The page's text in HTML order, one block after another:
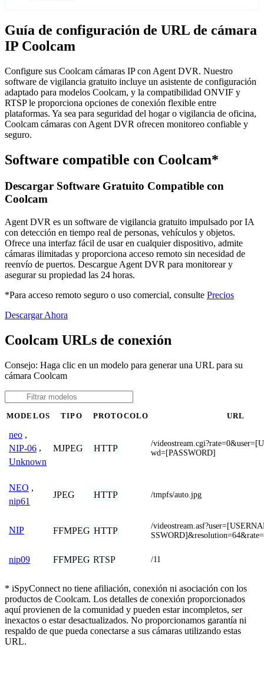
Guía de configuración de URL de cámara
IP Coolcam
Configure sus Coolcam cámaras IP con Agent DVR. Nuestro
software de vigilancia gratuito incluye un asistente de configuración
adaptado para modelos Coolcam, y la compatibilidad ONVIF y
RTSP le proporciona opciones de conexión flexible entre
plataformas. Ya sea para seguridad del hogar o vigilancia de oficina,
Coolcam cámaras con Agent DVR ofrecen monitoreo confiable y
seguro.
Software compatible con Coolcam*
Descargar Software Gratuito Compatible con
Coolcam
Agent DVR es un software de vigilancia gratuito impulsado por IA
con detección en tiempo real de personas, vehículos y objetos.
Ofrece una interfaz fácil de usar en cualquier dispositivo, admite
cámaras ilimitadas y proporciona acceso remoto sin necesidad de
reenvío de puertos. Descargue Agent DVR para monitorear y
asegurar su propiedad las 24 horas.
*Para acceso remoto seguro o uso comercial, consulte Precios
Descargar Ahora
Coolcam URLs de conexión
Consejo: Haga clic en un modelo para generar una URL para su
cámara Coolcam
MODELOS TIPO PROTOCOLO URL
neo ,
NIP-06 ,
Unknown
MJPEG HTTP
/
wd=[PASSWORD]
NEO ,
nip61
JPEG HTTP /tmpfs/auto.jpg
NIP FFMPEG HTTP
/
nip09 FFMPEG RTSP /11
* iSpyConnect no tiene afiliación, conexión ni asociación con los
productos de Coolcam. Los detalles de conexión proporcionados
aquí provienen de la comunidad y pueden estar incompletos, ser
inexactos o estar desactualizados. No proporcionamos garantía ni
respaldo de que pueda conectarse a sus cámaras utilizando estas
URL.